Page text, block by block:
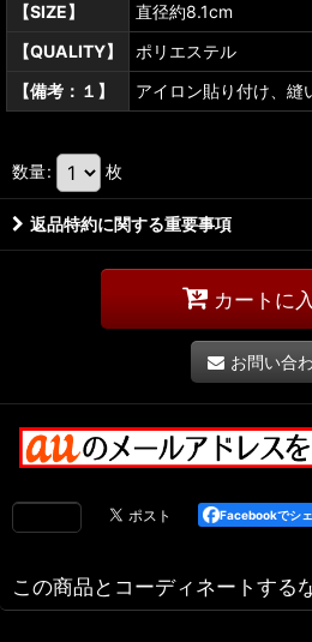
【SIZE】
直径約8.1cm
【QUALITY】
ポリエステル
【備考：１】
アイロン貼り付け、縫
数量: 枚
返品特約に関する重要事項
カートに
お問い合
Facebookでシ
この商品とコーディネートする